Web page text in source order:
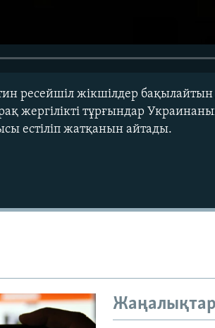
ресейшіл жікшілдер бақылайтын
жергілікті тұрғындар
естіліп жатқанын айтады.
Жаңалықтар